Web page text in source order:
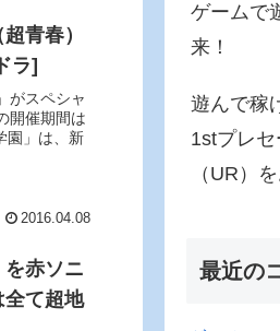
青春）
ラ]
がスペシャ
開催期間は
園」は、新
2016.04.08
赤ソニ
全て超地
ゲームで
来！
遊んで稼
1stプレ
（UR）
最近の